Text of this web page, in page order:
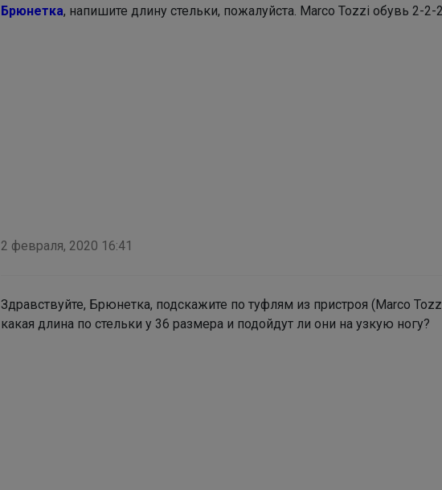
Брюнетка, напишите длину стельки, пожалуйста. Marco Tozzi обувь 2-2-
2 февраля, 2020 16:41
Здравствуйте, Брюнетка, подскажите по туфлям из пристроя (Marco
какая длина по стельки у 36 размера и подойдут ли они на узкую ногу?
Bonditka